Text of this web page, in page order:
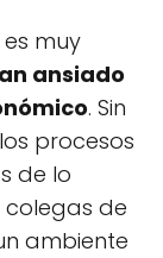
muy
ansiado
. Sin
procesos
de lo
colegas de
ambiente